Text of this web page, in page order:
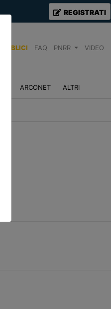
REGISTRATI
FAQ PNRR VIDEO
ARCONET ALTRI